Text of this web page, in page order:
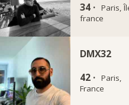
34 · Paris,
france
DMX32
42 · Paris,
France